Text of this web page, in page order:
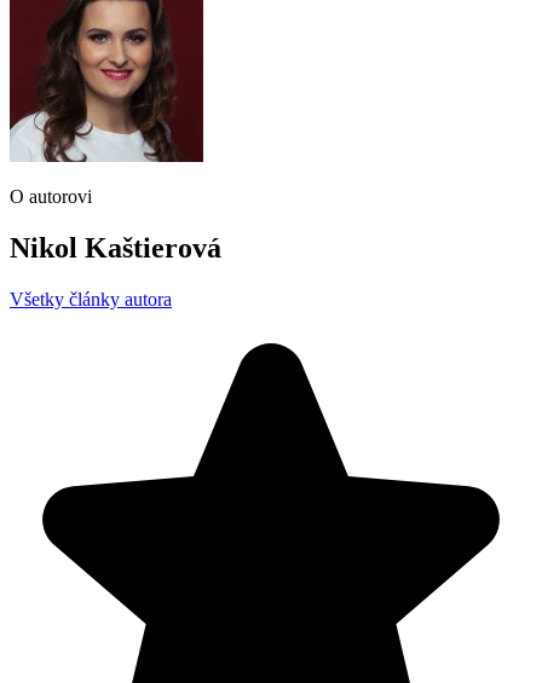
O autorovi
Nikol Kaštierová
Všetky články autora